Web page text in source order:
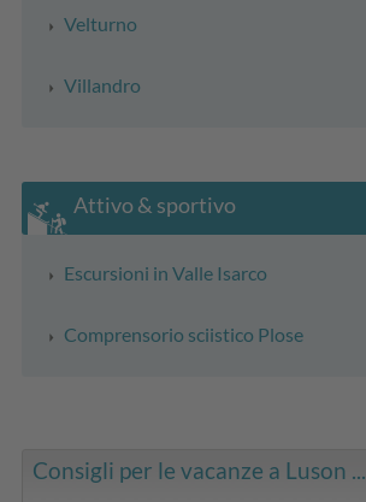
Velturno
Villandro
Attivo & sportivo
Escursioni in Valle Isarco
Comprensorio sciistico Plose
Consigli per le vacanze a Luson ...